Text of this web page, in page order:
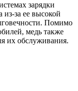
зарядки
из-за ее высокой
Помимо
медь также
их обслуживания.